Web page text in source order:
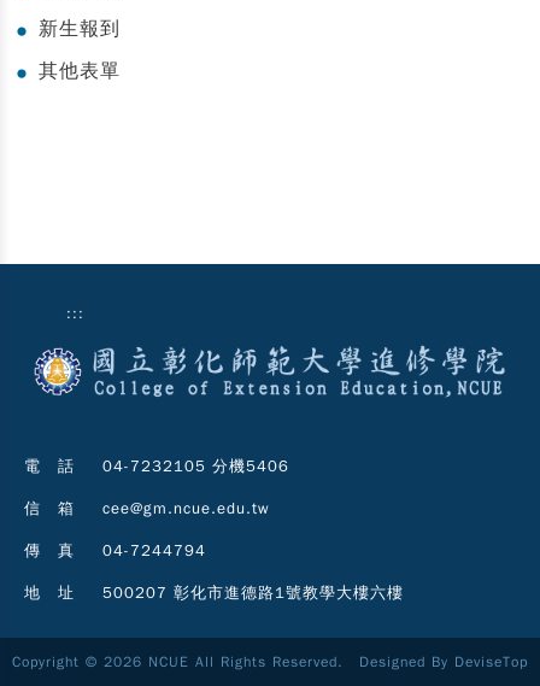
● 新生報到
● 其他表單
:::
電 話 04-7232105 分機5406
信 箱 cee@gm.ncue.edu.tw
傳 真 04-7244794
地 址 500207 彰化市進德路1號教學大樓六樓
Copyright © 2026 NCUE All Rights Reserved. Designed By DeviseTop